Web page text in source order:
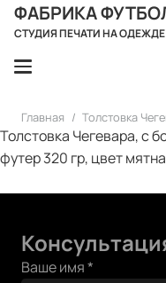
ФАБРИКА
СТУДИЯ ПЕЧАТИ НА ОДЕЖДЕ
Главная / Толстовка
Толстовка Чегевара, с
футер 320 гр, цвет
Ваше имя*